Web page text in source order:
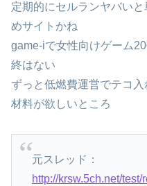
定期的にセルランヤバい
めサイトかね
game-iで女性向けゲーム
終はない
ずっと低燃費運営でテコ
材料が欲しいところ
元スレッド：
http://krsw.5ch.net/